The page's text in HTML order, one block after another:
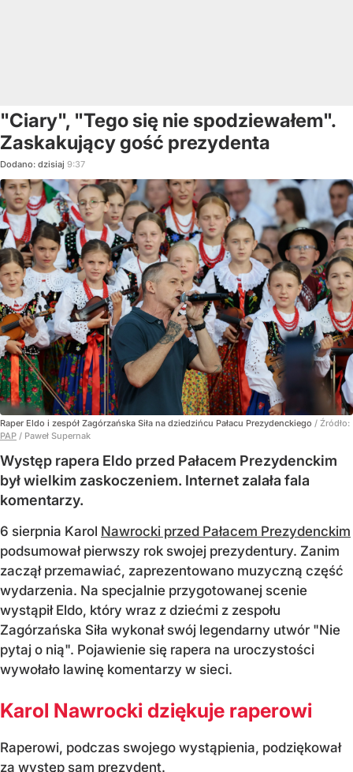
"Ciary", "Tego się nie spodziewałem".
Zaskakujący gość prezydenta
Dodano: dzisiaj 9:37
Raper Eldo i zespół Zagórzańska Siła na dziedzińcu Pałacu Prezydenckiego / Źródło:
PAP / Paweł Supernak
Występ rapera Eldo przed Pałacem Prezydenckim
był wielkim zaskoczeniem. Internet zalała fala
komentarzy.
6 sierpnia Karol Nawrocki przed Pałacem Prezydenckim
podsumował pierwszy rok swojej prezydentury. Zanim
zaczął przemawiać, zaprezentowano muzyczną część
wydarzenia. Na specjalnie przygotowanej scenie
wystąpił Eldo, który wraz z dziećmi z zespołu
Zagórzańska Siła wykonał swój legendarny utwór "Nie
pytaj o nią". Pojawienie się rapera na uroczystości
wywołało lawinę komentarzy w sieci.
Karol Nawrocki dziękuje raperowi
Raperowi, podczas swojego wystąpienia, podziękował
za występ sam prezydent.